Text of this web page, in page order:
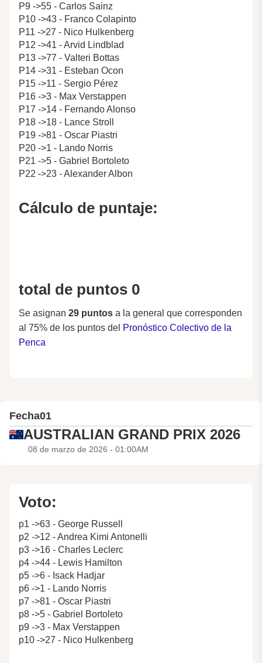
P9 ->55 - Carlos Sainz
P10 ->43 - Franco Colapinto
P11 ->27 - Nico Hulkenberg
P12 ->41 - Arvid Lindblad
P13 ->77 - Valteri Bottas
P14 ->31 - Esteban Ocon
P15 ->11 - Sergio Pérez
P16 ->3 - Max Verstappen
P17 ->14 - Fernando Alonso
P18 ->18 - Lance Stroll
P19 ->81 - Oscar Piastri
P20 ->1 - Lando Norris
P21 ->5 - Gabriel Bortoleto
P22 ->23 - Alexander Albon
Cálculo de puntaje:
total de puntos 0
Se asignan 29 puntos a la general que corresponden
al 75% de los puntos del Pronóstico Colectivo de la
Penca
Fecha01
AUSTRALIAN GRAND PRIX 2026
08 de marzo de 2026 - 01:00AM
Voto:
p1 ->63 - George Russell
p2 ->12 - Andrea Kimi Antonelli
p3 ->16 - Charles Leclerc
p4 ->44 - Lewis Hamilton
p5 ->6 - Isack Hadjar
p6 ->1 - Lando Norris
p7 ->81 - Oscar Piastri
p8 ->5 - Gabriel Bortoleto
p9 ->3 - Max Verstappen
p10 ->27 - Nico Hulkenberg